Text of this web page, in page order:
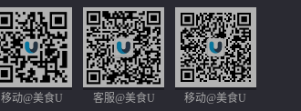
移动@美食U 客服@美食U 移动@美食U